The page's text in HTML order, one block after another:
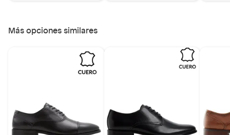
Más opciones similares